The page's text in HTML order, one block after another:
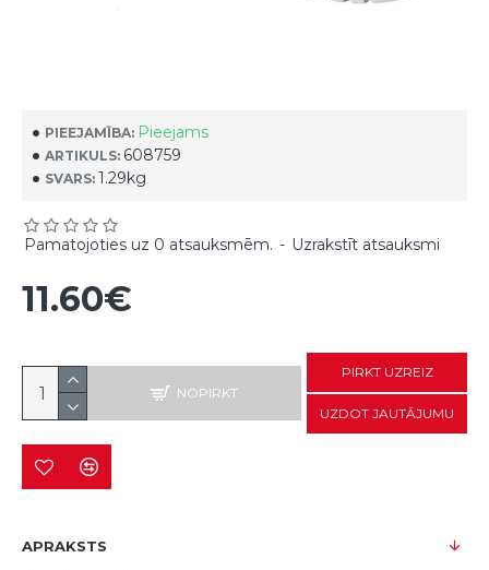
PIEEJAMĪBA: Pieejams
ARTIKULS: 608759
SVARS: 1.29kg
Pamatojoties uz 0 atsauksmēm. - Uzrakstīt atsauksmi
11.60€
NOPIRKT
PIRKT UZREIZ
UZDOT JAUTĀJUMU
APRAKSTS